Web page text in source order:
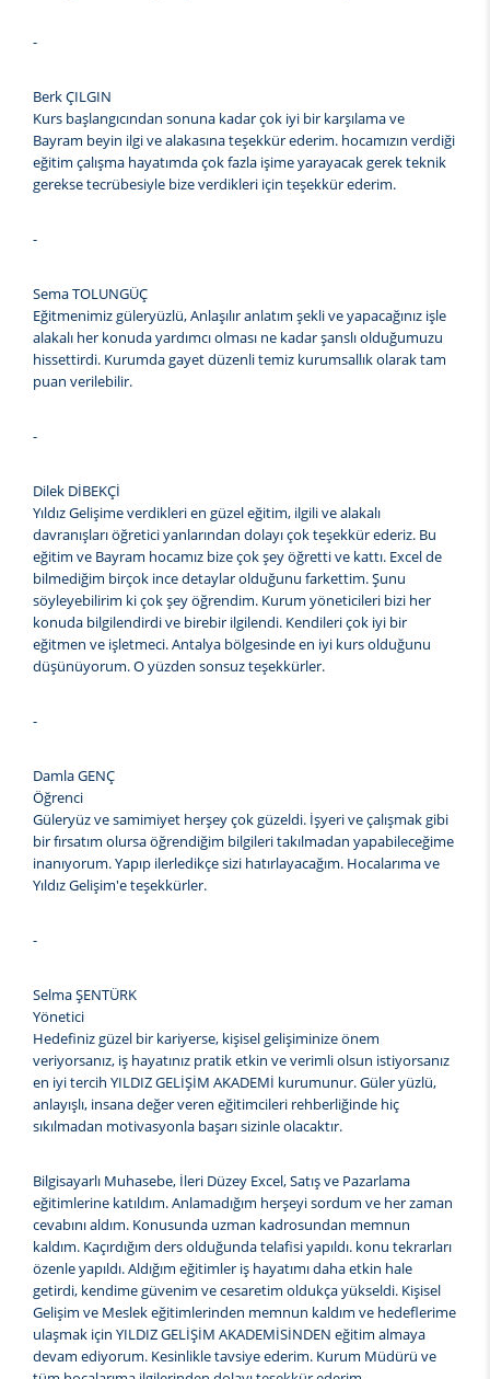
-
Berk ÇILGIN
Kurs başlangıcından sonuna kadar çok iyi bir karşılama ve
Bayram beyin ilgi ve alakasına teşekkür ederim. hocamızın verdiği
eğitim çalışma hayatımda çok fazla işime yarayacak gerek teknik
gerekse tecrübesiyle bize verdikleri için teşekkür ederim.
-
Sema TOLUNGÜÇ
Eğitmenimiz güleryüzlü, Anlaşılır anlatım şekli ve yapacağınız işle
alakalı her konuda yardımcı olması ne kadar şanslı olduğumuzu
hissettirdi. Kurumda gayet düzenli temiz kurumsallık olarak tam
puan verilebilir.
-
Dilek DİBEKÇİ
Yıldız Gelişime verdikleri en güzel eğitim, ilgili ve alakalı
davranışları öğretici yanlarından dolayı çok teşekkür ederiz. Bu
eğitim ve Bayram hocamız bize çok şey öğretti ve kattı. Excel de
bilmediğim birçok ince detaylar olduğunu farkettim. Şunu
söyleyebilirim ki çok şey öğrendim. Kurum yöneticileri bizi her
konuda bilgilendirdi ve birebir ilgilendi. Kendileri çok iyi bir
eğitmen ve işletmeci. Antalya bölgesinde en iyi kurs olduğunu
düşünüyorum. O yüzden sonsuz teşekkürler.
-
Damla GENÇ
Öğrenci
Güleryüz ve samimiyet herşey çok güzeldi. İşyeri ve çalışmak gibi
bir fırsatım olursa öğrendiğim bilgileri takılmadan yapabileceğime
inanıyorum. Yapıp ilerledikçe sizi hatırlayacağım. Hocalarıma ve
Yıldız Gelişim'e teşekkürler.
-
Selma ŞENTÜRK
Yönetici
Hedefiniz güzel bir kariyerse, kişisel gelişiminize önem
veriyorsanız, iş hayatınız pratik etkin ve verimli olsun istiyorsanız
en iyi tercih YILDIZ GELİŞİM AKADEMİ kurumunur. Güler yüzlü,
anlayışlı, insana değer veren eğitimcileri rehberliğinde hiç
sıkılmadan motivasyonla başarı sizinle olacaktır.
Bilgisayarlı Muhasebe, İleri Düzey Excel, Satış ve Pazarlama
eğitimlerine katıldım. Anlamadığım herşeyi sordum ve her zaman
cevabını aldım. Konusunda uzman kadrosundan memnun
kaldım. Kaçırdığım ders olduğunda telafisi yapıldı. konu tekrarları
özenle yapıldı. Aldığım eğitimler iş hayatımı daha etkin hale
getirdi, kendime güvenim ve cesaretim oldukça yükseldi. Kişisel
Gelişim ve Meslek eğitimlerinden memnun kaldım ve hedeflerime
ulaşmak için YILDIZ GELİŞİM AKADEMİSİNDEN eğitim almaya
devam ediyorum. Kesinlikle tavsiye ederim. Kurum Müdürü ve